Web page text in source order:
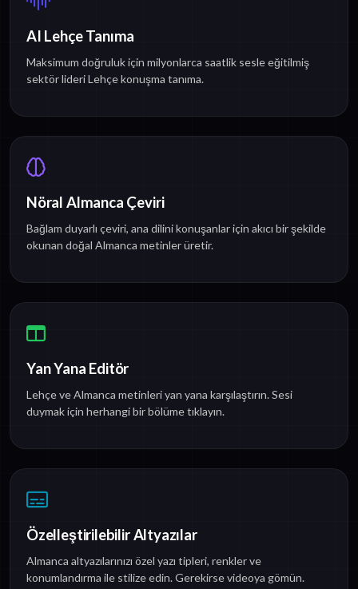
AI Lehçe Tanıma
Maksimum doğruluk için milyonlarca saatlik sesle eğitilmiş
sektör lideri Lehçe konuşma tanıma.
Nöral Almanca Çeviri
Bağlam duyarlı çeviri, ana dilini konuşanlar için akıcı bir şekilde
okunan doğal Almanca metinler üretir.
Yan Yana Editör
Lehçe ve Almanca metinleri yan yana karşılaştırın. Sesi
duymak için herhangi bir bölüme tıklayın.
Özelleştirilebilir Altyazılar
Almanca altyazılarınızı özel yazı tipleri, renkler ve
konumlandırma ile stilize edin. Gerekirse videoya gömün.